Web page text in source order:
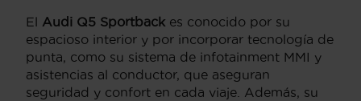
El Audi Q5 Sportback es conocido por su
espacioso interior y por incorporar tecnología de
punta, como su sistema de infotainment MMI y
asistencias al conductor, que aseguran
seguridad y confort en cada viaje. Además, su